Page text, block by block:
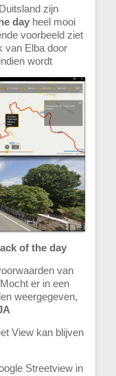
zijn
day heel mooi
voorbeeld ziet
van Elba door
wordt
of the day
van
er in een
weergegeven,
View kan blijven
Streetview in